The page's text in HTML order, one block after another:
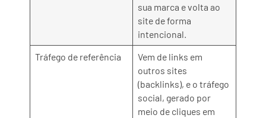
sua marca e volta ao
site de forma
intencional.
Tráfego de referência
Vem de links em
outros sites
(backlinks), e o tráfego
social, gerado por
meio de cliques em